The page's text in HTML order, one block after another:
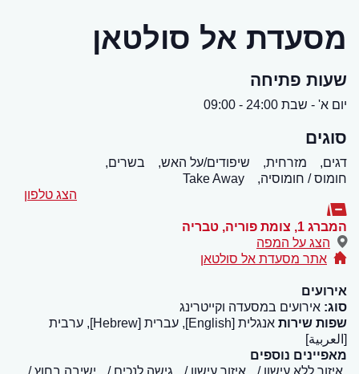
מסעדת אל סולטאן
שעות פתיחה
יום א' - שבת 24:00 - 09:00
סוגים
דגים, מזרחית, שיפודים/על האש,
בשרים,
חומוס / חומוסיה,
Take Away
הצג טלפון
המברג 1, צומת פוריה , טבריה
הצג על המפה
אתר מסעדת אל סולטאן
אירועים
סוג: אירועים במסעדה וקייטרינג
שפות שירות
אנגלית [English], עברית [Hebrew], ערבית
[العربية]
מאפיינים נוספים
איזור ללא עישון
איזור עישון גישה לנכים
ישיבה בחוץ